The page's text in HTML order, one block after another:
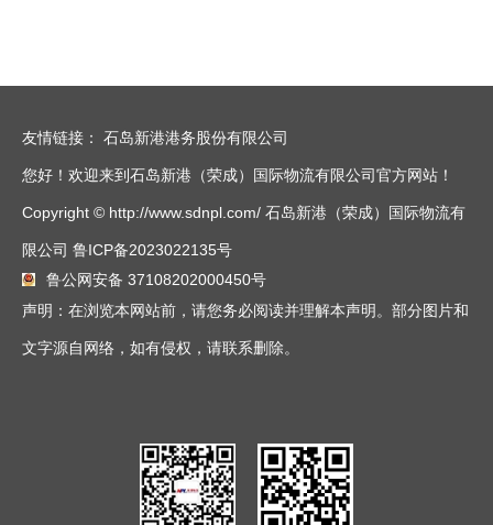
友情链接： 石岛新港港务股份有限公司
您好！欢迎来到石岛新港（荣成）国际物流有限公司官方网站！
Copyright © http://www.sdnpl.com/ 石岛新港（荣成）国际物流有
限公司 鲁ICP备2023022135号
鲁公网安备 37108202000450号
声明：在浏览本网站前，请您务必阅读并理解本声明。部分图片和
文字源自网络，如有侵权，请联系删除。